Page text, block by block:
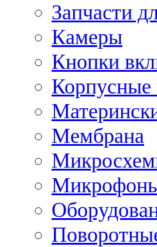
Запчасти
Камеры
Кнопки
Корпусные
Мембрана